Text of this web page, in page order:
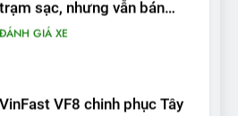
Tạng: ‘Tự hào là đoàn xe
điện Việt Nam đầu tiên lăn
ĐÁNH GIÁ XE
Nội thất, thiết kế và tính năng